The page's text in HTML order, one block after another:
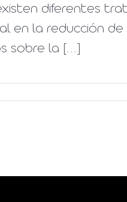
diferentes
en la reducción
sobre la [...]